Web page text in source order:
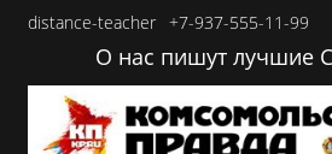
distance-teacher +7-937-555-11-99
О нас пишут лучшие